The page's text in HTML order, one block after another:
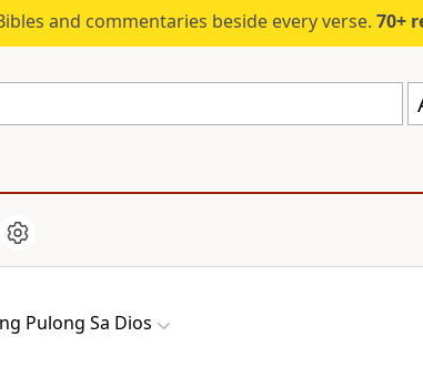
and commentaries beside every verse. 70+
Pulong Sa Dios